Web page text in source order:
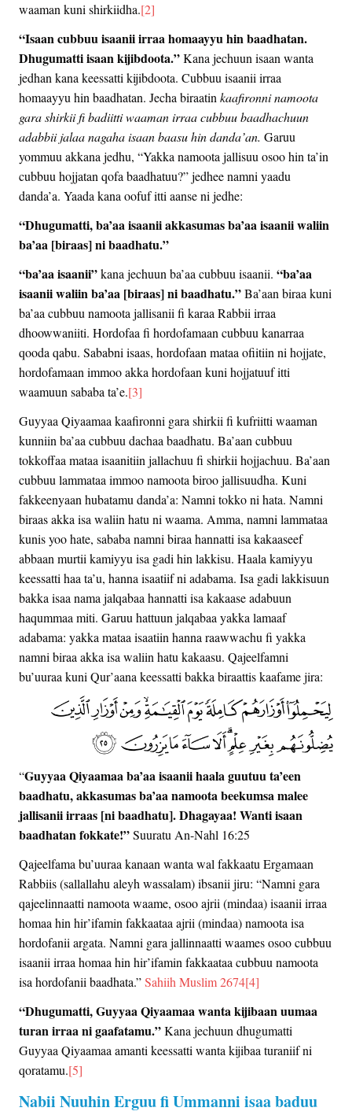
waaman kuni shirkiidha.[2]
“Isaan cubbuu isaanii irraa homaayyu hin baadhatan.
Dhugumatti isaan kijibdoota.”Kana jechuun isaan wanta
jedhan kana keessatti kijibdoota. Cubbuu isaanii irraa
homaayyu hin baadhatan. Jecha biraatinkaafironni namoota
gara shirkii fi badiitti waaman irraa cubbuu baadhachuun
adabbii jalaa nagaha isaan baasu hin danda’an. Garuu
yommuu akkana jedhu, “Yakka namoota jallisuu osoo hin ta’in
cubbuu hojjatan qofa baadhatuu?” jedhee namni yaadu
danda’a. Yaada kana oofuf itti aanse ni jedhe:
“Dhugumatti, ba’aa isaanii akkasumas ba’aa isaanii waliin
ba’aa [biraas] ni baadhatu.”
“ba’aa isaanii”kana jechuun ba’aa cubbuu isaanii. “ba’aa
isaanii waliin ba’aa [biraas] ni baadhatu.”Ba’aan biraa kuni
ba’aa cubbuu namoota jallisanii fi karaa Rabbii irraa
dhoowwaniiti. Hordofaa fi hordofamaan cubbuu kanarraa
qooda qabu. Sababni isaas, hordofaan mataa ofiitiin ni hojjate,
hordofamaan immoo akka hordofaan kuni hojjatuuf itti
waamuun sababa ta’e.[3]
Guyyaa Qiyaamaa kaafironni gara shirkii fi kufriitti waaman
kunniin ba’aa cubbuu dachaa baadhatu. Ba’aan cubbuu
tokkoffaa mataa isaanitiin jallachuu fi shirkii hojjachuu. Ba’aan
cubbuu lammataa immoo namoota biroo jallisuudha. Kuni
fakkeenyaan hubatamu danda’a: Namni tokko ni hata. Namni
biraas akka isa waliin hatu ni waama. Amma, namni lammataa
kunis yoo hate, sababa namni biraa hannatti isa kakaaseef
abbaan murtii kamiyyu isa gadi hin lakkisu. Haala kamiyyu
keessatti haa ta’u, hanna isaatiif ni adabama. Isa gadi lakkisuun
bakka isaa nama jalqabaa hannatti isa kakaase adabuun
haqummaa miti. Garuu hattuun jalqabaa yakka lamaaf
adabama: yakka mataa isaatiin hanna raawwachu fi yakka
namni biraa akka isa waliin hatu kakaasu. Qajeelfamni
bu’uuraa kuni Qur’aana keessatti bakka biraattis kaafame jira:
“Guyyaa Qiyaamaa ba’aa isaanii haala guutuu ta’een
baadhatu, akkasumas ba’aa namoota beekumsa malee
jallisanii irraas [ni baadhatu]. Dhagayaa! Wanti isaan
baadhatan fokkate!”Suuratu An-Nahl 16:25
Qajeelfama bu’uuraa kanaan wanta wal fakkaatu Ergamaan
Rabbiis (sallallahu aleyh wassalam) ibsanii jiru: “Namni gara
qajeelinnaatti namoota waame, osoo ajrii (mindaa) isaanii irraa
homaa hin hir’ifamin fakkaataa ajrii (mindaa) namoota isa
hordofanii argata. Namni gara jallinnaatti waames osoo cubbuu
isaanii irraa homaa hin hir’ifamin fakkaataa cubbuu namoota
isa hordofanii baadhata.”Sahiih Muslim 2674[4]
“Dhugumatti, Guyyaa Qiyaamaa wanta kijibaan uumaa
turan irraa ni gaafatamu.”Kana jechuun dhugumatti
Guyyaa Qiyaamaa amanti keessatti wanta kijibaa turaniif ni
qoratamu.[5]
Nabii Nuuhin Erguu fi Ummanni isaa baduu